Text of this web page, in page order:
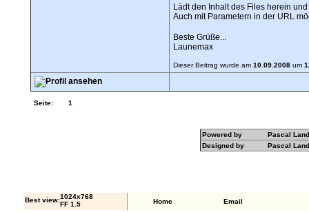
Lädt den Inhalt des Files herein
Auch mit Parametern in der URL
Beste Grüße...
Launemax
Dieser Beitrag wurde am 10.09.2008um
Seite: 1
Powered by
Pascal
Designed by
Pascal
Best view:1024x768
FF 1.5
Home Email